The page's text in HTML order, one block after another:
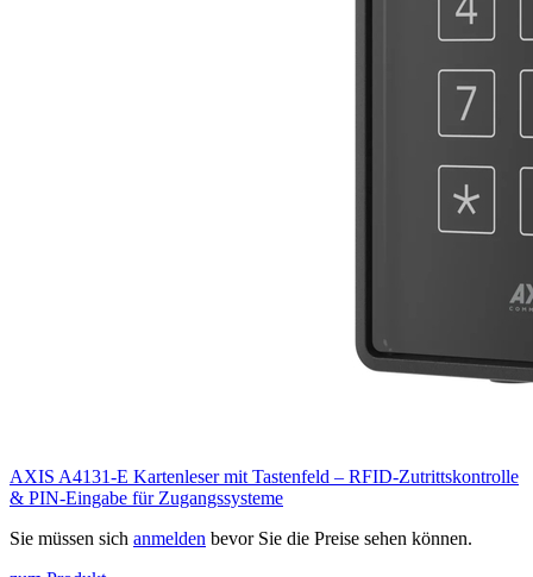
AXIS A4131-E Kartenleser mit Tastenfeld – RFID-Zutrittskontrolle
& PIN-Eingabe für Zugangssysteme
Sie müssen sich anmelden bevor Sie die Preise sehen können.